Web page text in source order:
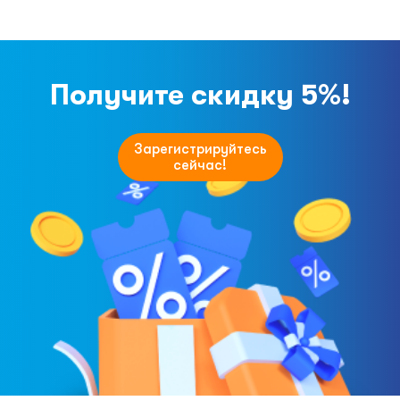
Получите скидку 5%!
Зарегистрируйтесь
сейчас!